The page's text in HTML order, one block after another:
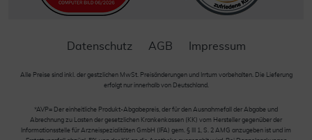
Datenschutz AGB Impressum
Alle Preise sind inkl. der gestzlichen MwSt. Preisänderungen und Irrtum vorbehalten. Die Lieferung
erfolgt nur innerhalb von Deutschland.
*AVP= Der einheitliche Produkt-Abgabepreis, der für den Ausnahmefall der Abgabe und
Abrechnung zu Lasten der gesetzlichen Krankenkassen (KK) vom Hersteller gegenüber der
Informationsstelle für Arzneispezialitäten GmbH (IFA) gem. § III 1, S. 2 AMG anzugeben ist und im